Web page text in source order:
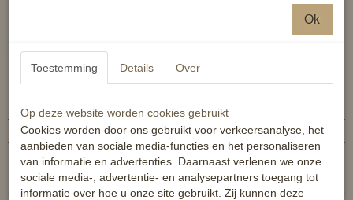
Specificaties
Productcode 6438076186320
EAN code 6438076186320
Reacties
Ok
Toestemming Details Over
Op deze website worden cookies gebruikt
Cookies worden door ons gebruikt voor verkeersanalyse, het
aanbieden van sociale media-functies en het personaliseren
van informatie en advertenties. Daarnaast verlenen we onze
sociale media-, advertentie- en analysepartners toegang tot
informatie over hoe u onze site gebruikt. Zij kunnen deze